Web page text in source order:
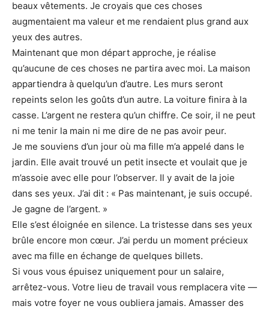
beaux vêtements. Je croyais que ces choses
augmentaient ma valeur et me rendaient plus grand aux
yeux des autres.
Maintenant que mon départ approche, je réalise
qu’aucune de ces choses ne partira avec moi. La maison
appartiendra à quelqu’un d’autre. Les murs seront
repeints selon les goûts d’un autre. La voiture finira à la
casse. L’argent ne restera qu’un chiffre. Ce soir, il ne peut
ni me tenir la main ni me dire de ne pas avoir peur.
Je me souviens d’un jour où ma fille m’a appelé dans le
jardin. Elle avait trouvé un petit insecte et voulait que je
m’assoie avec elle pour l’observer. Il y avait de la joie
dans ses yeux. J’ai dit : « Pas maintenant, je suis occupé.
Je gagne de l’argent. »
Elle s’est éloignée en silence. La tristesse dans ses yeux
brûle encore mon cœur. J’ai perdu un moment précieux
avec ma fille en échange de quelques billets.
Si vous vous épuisez uniquement pour un salaire,
arrêtez-vous. Votre lieu de travail vous remplacera vite —
mais votre foyer ne vous oubliera jamais. Amasser des